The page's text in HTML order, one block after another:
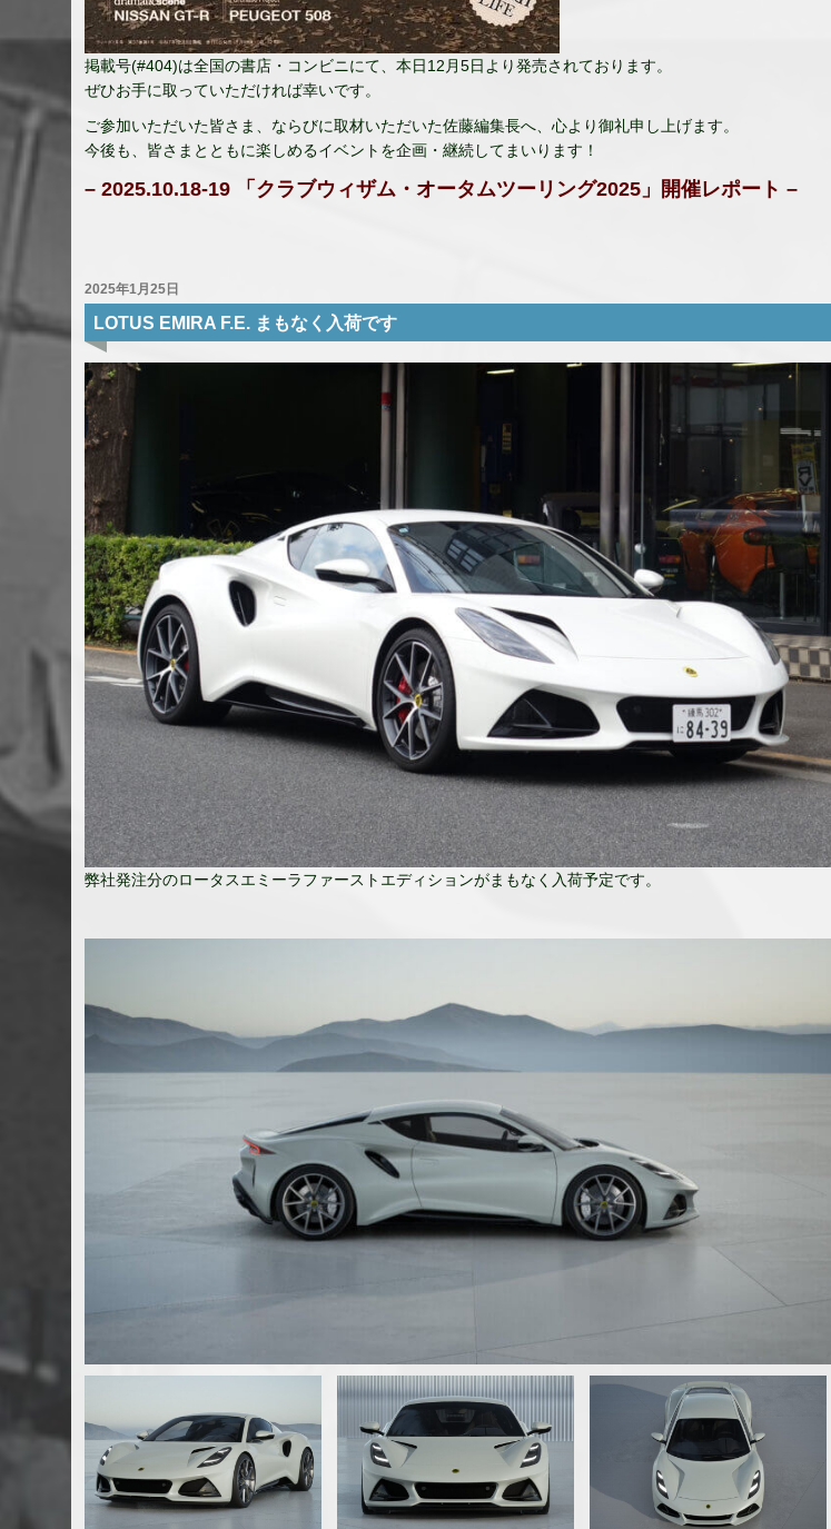
掲載号(#404)は全国の書店・コンビニにて、本日12月5日より発売されております。
ぜひお手に取っていただければ幸いです。
ご参加いただいた皆さま、ならびに取材いただいた佐藤編集長へ、心より御礼申し上げます。
今後も、皆さまとともに楽しめるイベントを企画・継続してまいります！
– 2025.10.18-19 「クラブウィザム・オータムツーリング2025」開催レポート –
2025年1月25日
LOTUS EMIRA F.E. まもなく入荷です
弊社発注分のロータスエミーラファーストエディションがまもなく入荷予定です。